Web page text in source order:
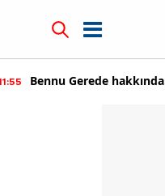
Bennu Gerede hakkında